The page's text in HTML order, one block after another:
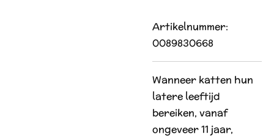
Artikelnummer:
0089830668
Wanneer katten hun
latere leeftijd
bereiken, vanaf
ongeveer 11 jaar,